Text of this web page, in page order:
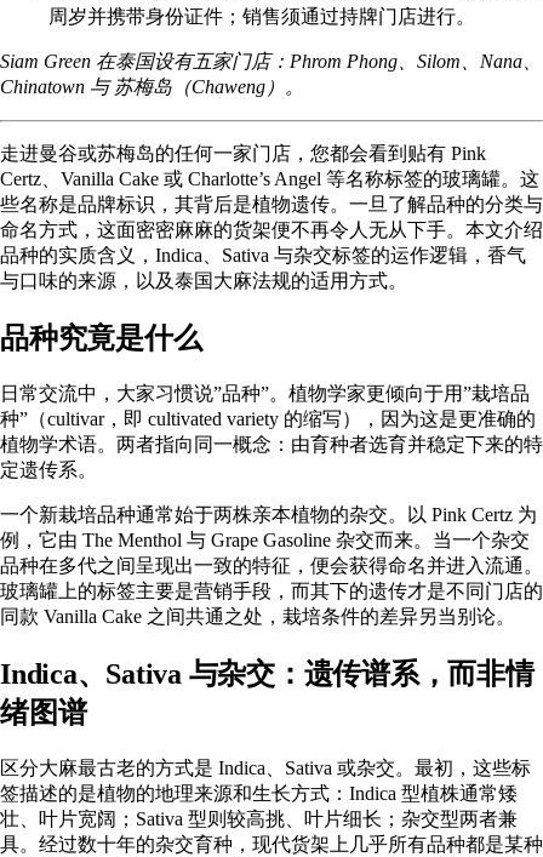
周岁并携带身份证件；销售须通过持牌门店进行。
Siam Green 在泰国设有五家门店： Phrom Phong、 Silom、 Nana、
Chinatown 与 苏梅岛（Chaweng） 。
走进曼谷或苏梅岛的任何一家门店，您都会看到贴有 Pink
Certz、Vanilla Cake 或 Charlotte’s Angel 等名称标签的玻璃罐。这
些名称是品牌标识，其背后是植物遗传。一旦了解品种的分类与
命名方式，这面密密麻麻的货架便不再令人无从下手。本文介绍
品种的实质含义，Indica、Sativa 与杂交标签的运作逻辑，香气
与口味的来源，以及泰国大麻法规的适用方式。
品种究竟是什么
日常交流中，大家习惯说”品种”。植物学家更倾向于用”栽培品
种”（cultivar，即 cultivated variety 的缩写），因为这是更准确的
植物学术语。两者指向同一概念：由育种者选育并稳定下来的特
定遗传系。
一个新栽培品种通常始于两株亲本植物的杂交。以 Pink Certz 为
例，它由 The Menthol 与 Grape Gasoline 杂交而来。当一个杂交
品种在多代之间呈现出一致的特征，便会获得命名并进入流通。
玻璃罐上的标签主要是营销手段，而其下的遗传才是不同门店的
同款 Vanilla Cake 之间共通之处，栽培条件的差异另当别论。
Indica、Sativa 与杂交：遗传谱系，而非情
绪图谱
区分大麻最古老的方式是 Indica、Sativa 或杂交。最初，这些标
签描述的是植物的地理来源和生长方式：Indica 型植株通常矮
壮、叶片宽阔；Sativa 型则较高挑、叶片细长；杂交型两者兼
具。经过数十年的杂交育种，现代货架上几乎所有品种都是某种